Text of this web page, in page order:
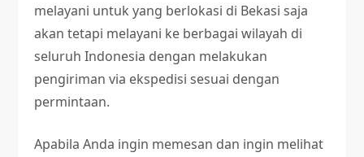
melayani untuk yang berlokasi di Bekasi saja
akan tetapi melayani ke berbagai wilayah di
seluruh Indonesia dengan melakukan
pengiriman via ekspedisi sesuai dengan
permintaan.
Apabila Anda ingin memesan dan ingin melihat